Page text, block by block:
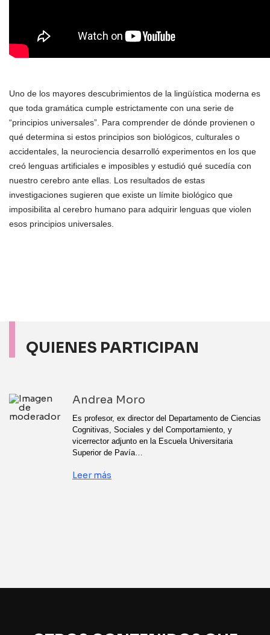
Uno de los mayores descubrimientos de la lingüística moderna es
que toda gramática cumple estrictamente con una serie de
“principios universales”. Para comprender de dónde provienen o
qué determina si estos principios son biológicos, culturales o
accidentales, la neurociencia desarrolló experimentos en los que
creó lenguas artificiales e imposibles y estudió qué sucedía con
nuestro cerebro ante ellas. Los resultados de estas
investigaciones sugieren que existe un límite biológico que
imposibilita al cerebro humano para adquirir lenguas que violen
esos principios universales.
QUIENES PARTICIPAN
Andrea Moro
Es profesor, ex director del Departamento de Ciencias
Cognitivas, Sociales y del Comportamiento, y
vicerrector adjunto en la Escuela Universitaria
Superior de Pavía…
Leer más